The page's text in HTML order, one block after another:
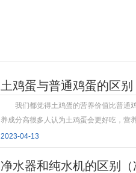
土鸡蛋与普通鸡蛋的区
我们都觉得土鸡蛋的营养价值比普通
养成分高很多人认为土鸡蛋会更好吃，营
2023-04-13
净水器和纯水机的区别（